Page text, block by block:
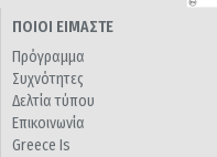
ΠΟΙΟΙ ΕΙΜΑΣΤΕ
Πρόγραμμα
Συχνότητες
Δελτία τύπου
Επικοινωνία
Greece Is